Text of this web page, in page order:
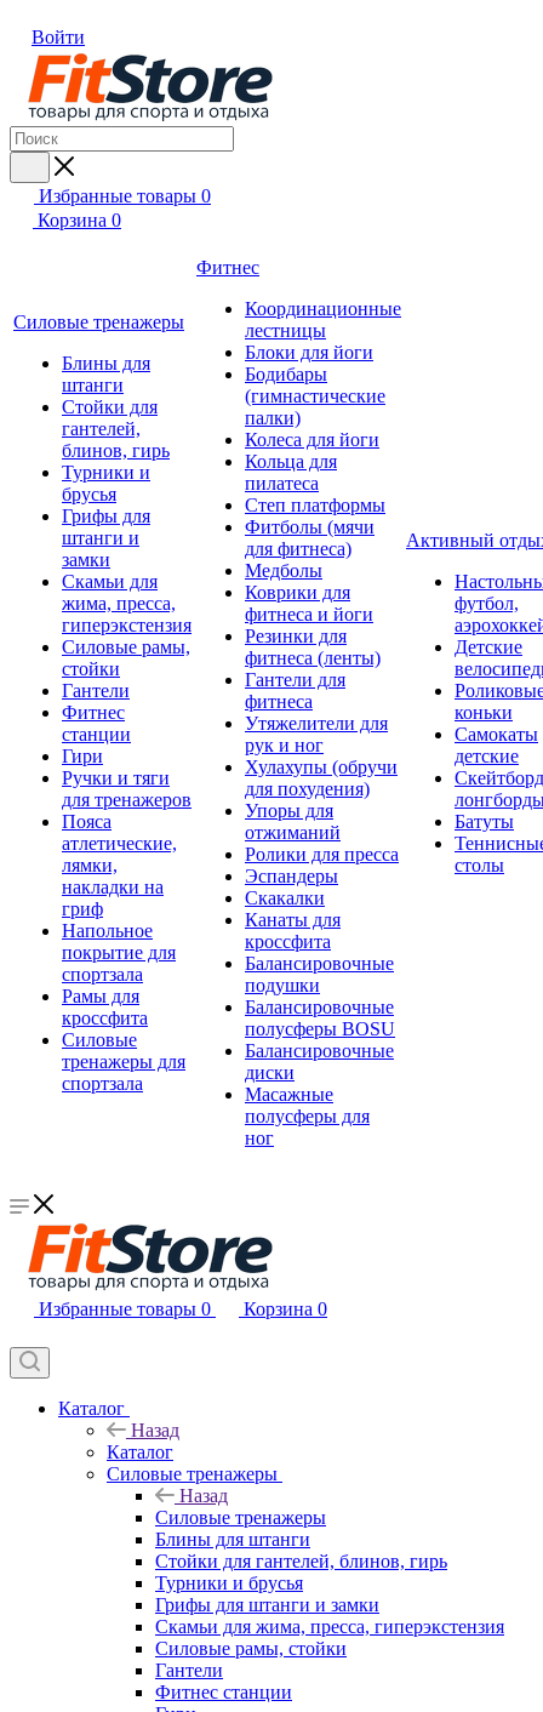
Войти
Избранные товары 0
Корзина 0
Силовые тренажеры
Блины для
штанги
Стойки для
гантелей,
блинов, гирь
Турники и
брусья
Грифы для
штанги и
замки
Скамьи для
жима, пресса,
гиперэкстензия
Силовые рамы,
стойки
Гантели
Фитнес
станции
Гири
Ручки и тяги
для тренажеров
Пояса
атлетические,
лямки,
накладки на
гриф
Напольное
покрытие для
спортзала
Рамы для
кроссфита
Силовые
тренажеры для
спортзала
Фитнес
Координационные
лестницы
Блоки для йоги
Бодибары
(гимнастические
палки)
Колеса для йоги
Кольца для
пилатеса
Степ платформы
Фитболы (мячи
для фитнеса)
Медболы
Коврики для
фитнеса и йоги
Резинки для
фитнеса (ленты)
Гантели для
фитнеса
Утяжелители для
рук и ног
Хулахупы (обручи
для похудения)
Упоры для
отжиманий
Ролики для пресса
Эспандеры
Скакалки
Канаты для
кроссфита
Балансировочные
подушки
Балансировочные
полусферы BOSU
Балансировочные
диски
Масажные
полусферы для
ног
Активный
футбол,
Детские
коньки
Самокаты
детские
Батуты
столы
Избранные товары 0 Корзина 0
Каталог
Назад
Каталог
Силовые тренажеры
Назад
Силовые тренажеры
Блины для штанги
Стойки для гантелей, блинов, гирь
Турники и брусья
Грифы для штанги и замки
Скамьи для жима, пресса, гиперэкстензия
Силовые рамы, стойки
Гантели
Фитнес станции